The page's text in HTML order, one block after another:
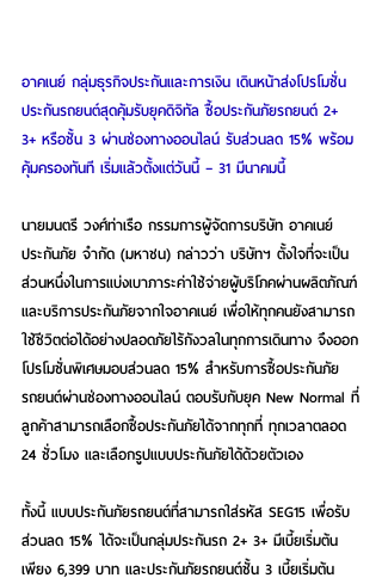
อาคเนย์ กลุ่มธุรกิจประกันและการเงิน เดินหน้าส่งโปรโมชั่น
ประกันรถยนต์สุดคุ้มรับยุคดิจิทัล ซื้อประกันภัยรถยนต์ 2+
3+ หรือชั้น 3 ผ่านช่องทางออนไลน์ รับส่วนลด 15% พร้อม
คุ้มครองทันที เริ่มแล้วตั้งแต่วันนี้ – 31 มีนาคมนี้
นายมนตรี วงศ์ท่าเรือ กรรมการผู้จัดการบริษัท อาคเนย์
ประกันภัย จำกัด (มหาชน) กล่าวว่า บริษัทฯ ตั้งใจที่จะเป็น
ส่วนหนึ่งในการแบ่งเบาภาระค่าใช้จ่ายผู้บริโภคผ่านผลิตภัณฑ์
และบริการประกันภัยจากใจอาคเนย์ เพื่อให้ทุกคนยังสามารถ
ใช้ชีวิตต่อได้อย่างปลอดภัยไร้กังวลในทุกการเดินทาง จึงออก
โปรโมชั่นพิเศษมอบส่วนลด 15% สำหรับการซื้อประกันภัย
รถยนต์ผ่านช่องทางออนไลน์ ตอบรับกับยุค New Normal ที่
ลูกค้าสามารถเลือกซื้อประกันภัยได้จากทุกที่ ทุกเวลาตลอด
24 ชั่วโมง และเลือกรูปแบบประกันภัยได้ด้วยตัวเอง
ทั้งนี้ แบบประกันภัยรถยนต์ที่สามารถใส่รหัส SEG15 เพื่อรับ
ส่วนลด 15% ได้จะเป็นกลุ่มประกันรถ 2+ 3+ มีเบี้ยเริ่มต้น
เพียง 6,399 บาท และประกันภัยรถยนต์ชั้น 3 เบี้ยเริ่มต้น